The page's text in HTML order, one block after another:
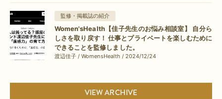
監修・掲載誌の紹介
Women'sHealth【佳子先生のお悩み相談室】 自分ら
しさを取り戻す！ 仕事とプライベートを楽しむために
できることを監修しました。
渡辺佳子 / WomensHealth / 2024/12/24
VIEW ARCHIVE